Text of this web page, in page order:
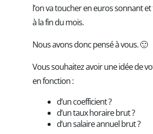
l’on va toucher en euros sonnant
à la fin du mois.
Nous avons donc pensé à vous. 🙂
Vous souhaitez avoir une idée de
en fonction :
d’un coefficient ?
d’un taux horaire brut ?
d’un salaire annuel brut ?